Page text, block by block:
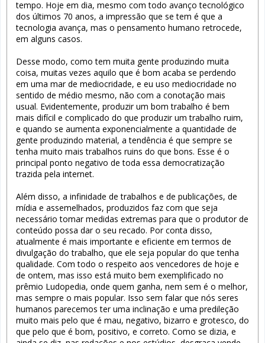
tempo. Hoje em dia, mesmo com todo avanço tecnológico
dos últimos 70 anos, a impressão que se tem é que a
tecnologia avança, mas o pensamento humano retrocede,
em alguns casos.
Desse modo, como tem muita gente produzindo muita
coisa, muitas vezes aquilo que é bom acaba se perdendo
em uma mar de mediocridade, e eu uso mediocridade no
sentido de médio mesmo, não com a conotação mais
usual. Evidentemente, produzir um bom trabalho é bem
mais difícil e complicado do que produzir um trabalho ruim,
e quando se aumenta exponencialmente a quantidade de
gente produzindo material, a tendência é que sempre se
tenha muito mais trabalhos ruins do que bons. Esse é o
principal ponto negativo de toda essa democratização
trazida pela internet.
Além disso, a infinidade de trabalhos e de publicações, de
mídia e assemelhados, produzidos faz com que seja
necessário tomar medidas extremas para que o produtor de
conteúdo possa dar o seu recado. Por conta disso,
atualmente é mais importante e eficiente em termos de
divulgação do trabalho, que ele seja popular do que tenha
qualidade. Com todo o respeito aos vencedores de hoje e
de ontem, mas isso está muito bem exemplificado no
prêmio Ludopedia, onde quem ganha, nem sem é o melhor,
mas sempre o mais popular. Isso sem falar que nós seres
humanos parecemos ter uma inclinação e uma predileção
muito mais pelo que é mau, negativo, bizarro e grotesco, do
que pelo que é bom, positivo, e correto. Como se dizia, e